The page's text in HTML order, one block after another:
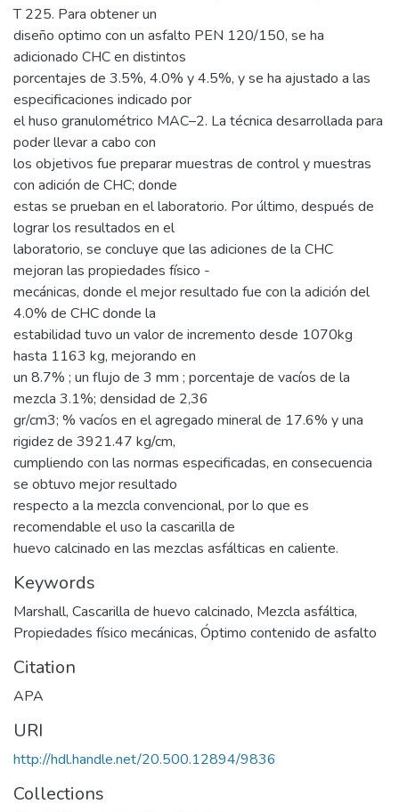
T 225. Para obtener un
diseño optimo con un asfalto PEN 120/150, se ha
adicionado CHC en distintos
porcentajes de 3.5%, 4.0% y 4.5%, y se ha ajustado a las
especificaciones indicado por
el huso granulométrico MAC–2. La técnica desarrollada para
poder llevar a cabo con
los objetivos fue preparar muestras de control y muestras
con adición de CHC; donde
estas se prueban en el laboratorio. Por último, después de
lograr los resultados en el
laboratorio, se concluye que las adiciones de la CHC
mejoran las propiedades físico -
mecánicas, donde el mejor resultado fue con la adición del
4.0% de CHC donde la
estabilidad tuvo un valor de incremento desde 1070kg
hasta 1163 kg, mejorando en
un 8.7% ; un flujo de 3 mm ; porcentaje de vacíos de la
mezcla 3.1%; densidad de 2,36
gr/cm3; % vacíos en el agregado mineral de 17.6% y una
rigidez de 3921.47 kg/cm,
cumpliendo con las normas especificadas, en consecuencia
se obtuvo mejor resultado
respecto a la mezcla convencional, por lo que es
recomendable el uso la cascarilla de
huevo calcinado en las mezclas asfálticas en caliente.
Keywords
Marshall, Cascarilla de huevo calcinado, Mezcla asfáltica,
Propiedades físico mecánicas, Óptimo contenido de asfalto
Citation
APA
URI
http://hdl.handle.net/20.500.12894/9836
Collections